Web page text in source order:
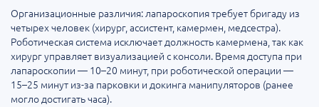
Организационные различия: лапароскопия требует бригаду из
четырех человек (хирург, ассистент, камермен, медсестра).
Роботическая система исключает должность камермена, так как
хирург управляет визуализацией с консоли. Время доступа при
лапароскопии — 10–20 минут, при роботической операции —
15–25 минут из-за парковки и докинга манипуляторов (ранее
могло достигать часа).